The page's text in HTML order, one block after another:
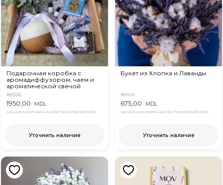
Подарочная коробка с
аромадиффузором, чаем и
ароматической свечой
#8326
1950,00 MDL
Цена в приложении Ok Flora 1920,00 MDL
Уточнить наличие
Букет из Хлопка и Лаванды
#6414
675,00 MDL
Цена в приложении Ok Flora 670,00 MDL
Уточнить наличие